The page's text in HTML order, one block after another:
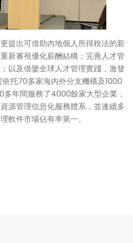
提出可借助內地個人所得稅法的新
新審視優化薪酬結構；完善人才管
以及借鑒全球人才管理實踐，激發
托70多家海內外分支機構及1000
多年間服務了4000餘家大型企業，
源管理信息化服務體系，並連續多
軟件市場佔有率第一。